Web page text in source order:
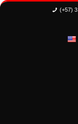
(+57)